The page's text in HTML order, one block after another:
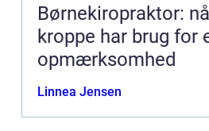
Børnekiropraktor:
kroppe har brug for
opmærksomhed
Linnea Jensen